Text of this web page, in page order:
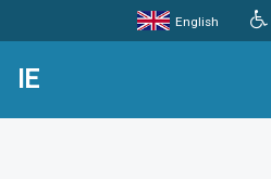
English
IE